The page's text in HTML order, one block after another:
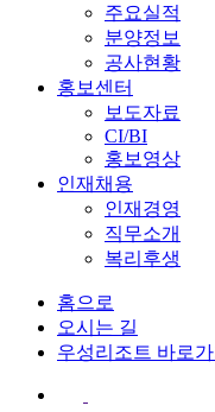
주요실적
분양정보
공사현황
홍보센터
보도자료
CI/BI
홍보영상
인재채용
인재경영
직무소개
복리후생
홈으로
오시는 길
우성리조트 바로가